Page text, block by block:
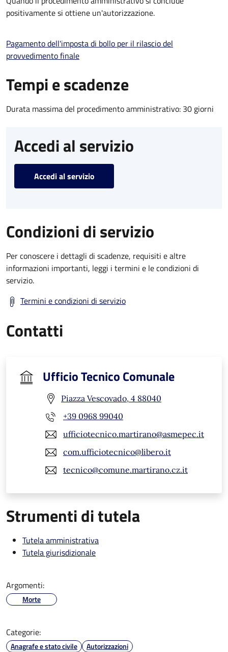
positivamente si ottiene un'autorizzazione.
Pagamento dell'imposta di bollo per il rilascio del
provvedimento finale
Tempi e scadenze
Durata massima del procedimento amministrativo: 30 giorni
Accedi al servizio
Accedi al servizio
Condizioni di servizio
Per conoscere i dettagli di scadenze, requisiti e altre
informazioni importanti, leggi i termini e le condizioni di
servizio.
Termini e condizioni di servizio
Contatti
Ufficio Tecnico Comunale
Piazza Vescovado, 4 88040
+39 0968 99040
ufficiotecnico.martirano@asmepec.it
com.ufficiotecnico@libero.it
tecnico@comune.martirano.cz.it
Strumenti di tutela
Tutela amministrativa
Tutela giurisdizionale
Argomenti:
Morte
Categorie:
Anagrafe e stato civile Autorizzazioni